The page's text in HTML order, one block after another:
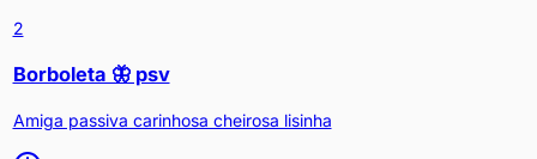
2
Borboleta 🦋 psv
Amiga passiva carinhosa cheirosa lisinha